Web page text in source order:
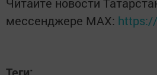
Читайте новости
мессенджере MАХ: